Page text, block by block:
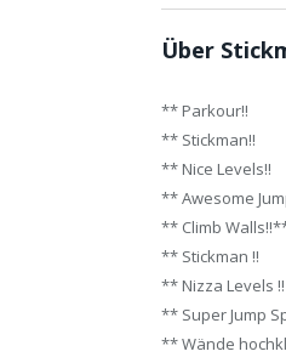
Über
** Parkour!!
** Stickman!!
** Nice Levels!!
** Awesome
** Climb
** Stickman !!
** Nizza Levels !!
** Super Jump
** Wände